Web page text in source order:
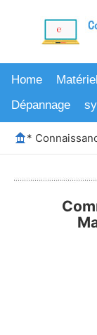
Home Matériel
Dépannage
*